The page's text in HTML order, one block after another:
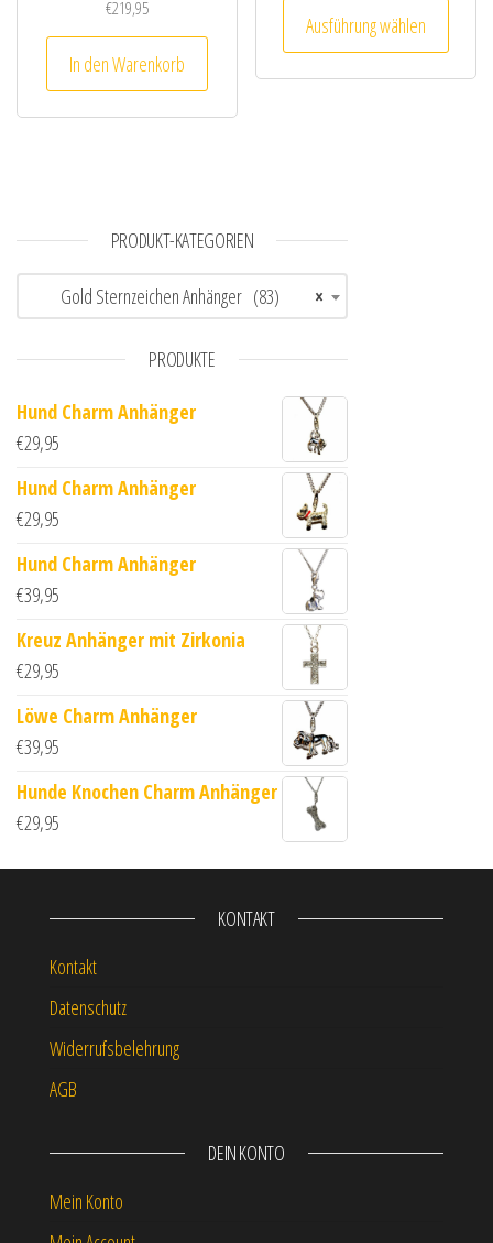
Bewertet mit
€219,95
In den Warenkorb
Ausführung wählen
PRODUKT-KATEGORIEN
×
Gold Sternzeichen Anhänger (83)
PRODUKTE
Hund Charm Anhänger
€29,95
Hund Charm Anhänger
€29,95
Hund Charm Anhänger
€39,95
Kreuz Anhänger mit Zirkonia
€29,95
Löwe Charm Anhänger
€39,95
Hunde Knochen Charm Anhänger
€29,95
KONTAKT
Kontakt
Datenschutz
Widerrufsbelehrung
AGB
DEIN KONTO
Mein Konto